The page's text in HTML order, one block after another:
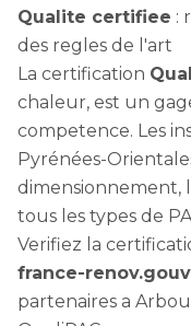
Qualite certifiee :
des regles de l'art
La certification
chaleur, est un
competence. Les
Pyrénées-
dimensionnement,
tous les types de
Verifiez la
france-
partenaires a